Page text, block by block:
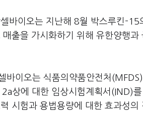
바이오는 지난해 8월 박스루킨-15
출을 가시화하기 위해 유한양행
바이오는 식품의약품안전처
상에 대한 임상시험계획서(IND)
시험과 용법용량에 대한 효과성